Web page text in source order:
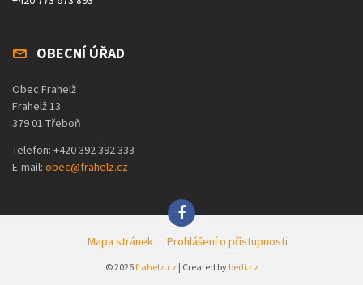
OBECNÍ ÚŘAD
Obec Frahelž
Frahelž 13
379 01 Třeboň
Telefon: +420 392 392 333
E-mail: obec@frahelz.cz
Mapa stránek Prohlášení o přístupnosti
© 2026frahelz.cz| Created bybedi.cz